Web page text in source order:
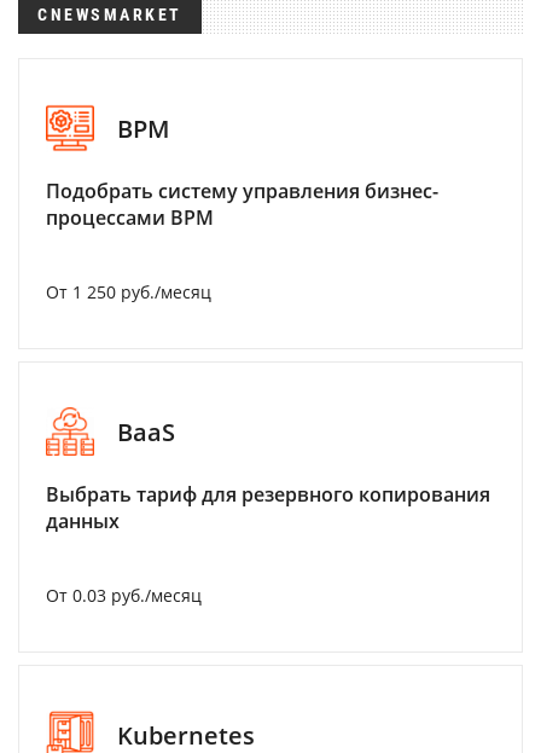
CNEWSMARKET
BPM
Подобрать систему управления бизнес-
процессами BPM
От 1 250 руб./месяц
BaaS
Выбрать тариф для резервного копирования
данных
От 0.03 руб./месяц
Kubernetes